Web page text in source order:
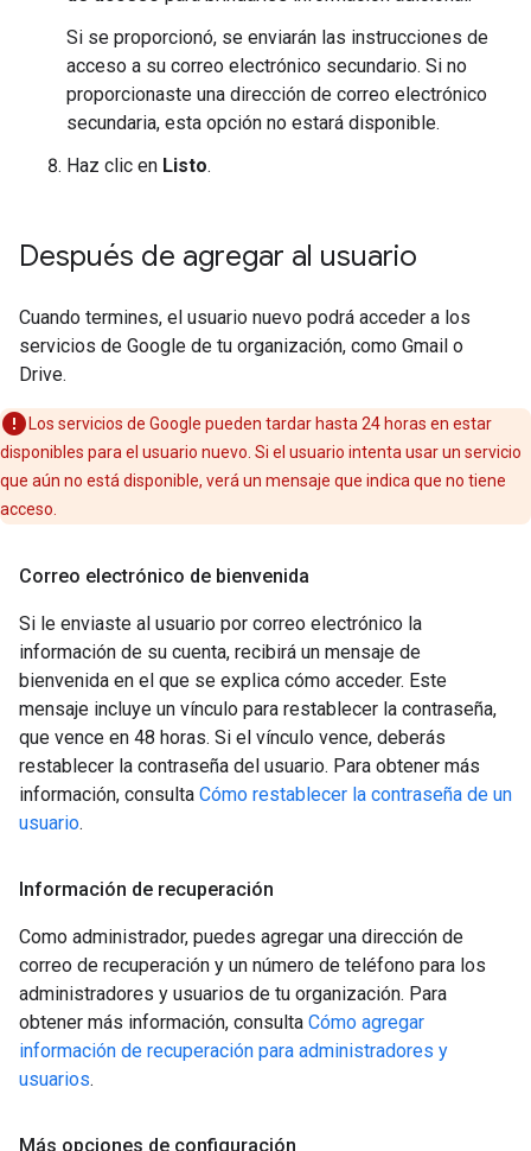
Si se proporcionó, se enviarán las instrucciones de
acceso a su correo electrónico secundario. Si no
proporcionaste una dirección de correo electrónico
secundaria, esta opción no estará disponible.
Haz clic en Listo.
Después de agregar al usuario
Cuando termines, el usuario nuevo podrá acceder a los
servicios de Google de tu organización, como Gmail o
Drive.
Los servicios de Google pueden tardar hasta 24 horas en estar
disponibles para el usuario nuevo. Si el usuario intenta usar un servicio
que aún no está disponible, verá un mensaje que indica que no tiene
acceso.
Correo electrónico de bienvenida
Si le enviaste al usuario por correo electrónico la
información de su cuenta, recibirá un mensaje de
bienvenida en el que se explica cómo acceder. Este
mensaje incluye un vínculo para restablecer la contraseña,
que vence en 48 horas. Si el vínculo vence, deberás
restablecer la contraseña del usuario. Para obtener más
información, consulta Cómo restablecer la contraseña de un
usuario.
Información de recuperación
Como administrador, puedes agregar una dirección de
correo de recuperación y un número de teléfono para los
administradores y usuarios de tu organización. Para
obtener más información, consulta Cómo agregar
información de recuperación para administradores y
usuarios.
Más opciones de configuración